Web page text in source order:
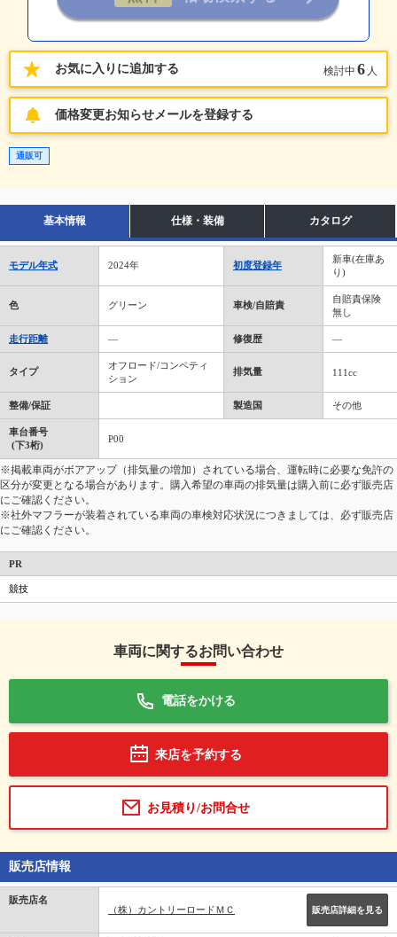
お気に入りに追加する 検討中 6 人
価格変更お知らせメールを登録する
通販可
基本情報 仕様・装備 カタログ
モデル年式 2024年 初度登録年
新車(在庫あ
り)
色 グリーン 車検/自賠責
自賠責保険
無し
走行距離 ― 修復歴 ―
タイプ
オフロード/コンペティ
ション
排気量 111cc
整備/保証 製造国 その他
車台番号
(下3桁)
P00
※掲載車両がボアアップ（排気量の増加）されている場合、運転時に必要な免許の
区分が変更となる場合があります。購入希望の車両の排気量は購入前に必ず販売店
にご確認ください。
※社外マフラーが装着されている車両の車検対応状況につきましては、必ず販売店
にご確認ください。
PR
競技
車両に関するお問い合わせ
電話をかける
来店を予約する
お見積り/お問合せ
販売店情報
販売店名
（株）カントリーロードＭＣ
販売店詳細を見る